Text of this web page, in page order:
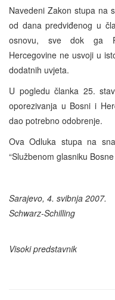
Navedeni Zakon stupa na
od dana predviđenog u
osnovu, sve dok ga
Hercegovine ne usvoji u
dodatnih uvjeta.
U pogledu članka 25.
oporezivanja u Bosni i
dao potrebno odobrenje.
Ova Odluka stupa na
“Službenom glasniku
Sarajevo, 4.
Schwarz-Schilling
Visoki predstavnik